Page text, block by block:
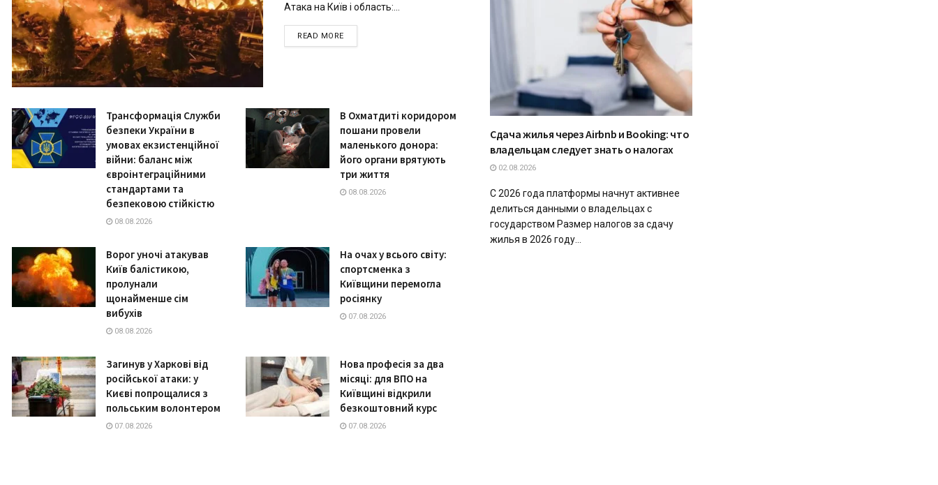
Атака на Київ і область:...
READ MOREDETAILS
Трансформація Служби
безпеки України в
умовах екзистенційної
війни: баланс між
євроінтеграційними
стандартами та
безпековою стійкістю
08.08.2026
В Охматдиті коридором
пошани провели
маленького донора:
його органи врятують
три життя
08.08.2026
Ворог уночі атакував
Київ балістикою,
пролунали
щонайменше сім
вибухів
08.08.2026
На очах у всього світу:
спортсменка з
Київщини перемогла
росіянку
07.08.2026
Загинув у Харкові від
російської атаки: у
Києві попрощалися з
польським волонтером
07.08.2026
Нова професія за два
місяці: для ВПО на
Київщині відкрили
безкоштовний курс
07.08.2026
Сдача жилья через Airbnb и Booking: что
владельцам следует знать о налогах
02.08.2026
С 2026 года платформы начнут активнее
делиться данными о владельцах с
государством Размер налогов за сдачу
жилья в 2026 году...